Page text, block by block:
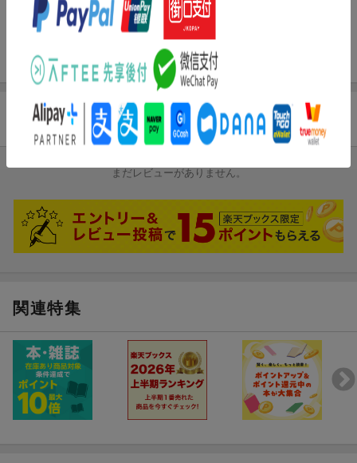
JAN 4910207710632
この雑誌の他の号を見る
商品レビュー
まだレビューがありません。
関連特集